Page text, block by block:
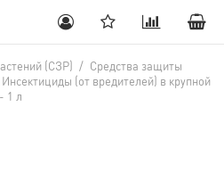
(СЗР) / Средства защиты
Инсектициды (от вредителей) в крупной
1 л